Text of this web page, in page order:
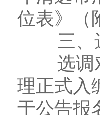
位表》（
三、
选调对
理正式入
于公告报